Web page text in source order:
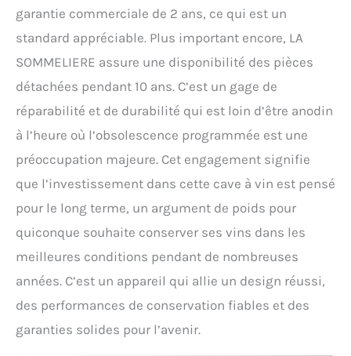
garantie commerciale de 2 ans, ce qui est un
standard appréciable. Plus important encore, LA
SOMMELIERE assure une disponibilité des pièces
détachées pendant 10 ans. C’est un gage de
réparabilité et de durabilité qui est loin d’être anodin
à l’heure où l’obsolescence programmée est une
préoccupation majeure. Cet engagement signifie
que l’investissement dans cette cave à vin est pensé
pour le long terme, un argument de poids pour
quiconque souhaite conserver ses vins dans les
meilleures conditions pendant de nombreuses
années. C’est un appareil qui allie un design réussi,
des performances de conservation fiables et des
garanties solides pour l’avenir.